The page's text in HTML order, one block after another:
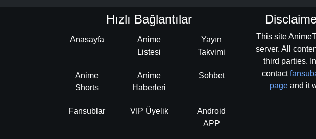
Hızlı Bağlantılar
Anasayfa
Anime
Listesi
Yayın
Takvimi
Anime
Shorts
Anime
Haberleri
Sohbet
Fansublar VIP Üyelik
Android
APP
This site
server. All
third parties.
contact
page and it